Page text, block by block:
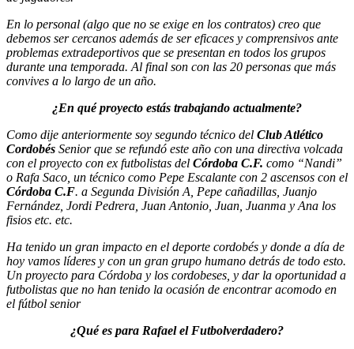
En lo personal (algo que no se exige en los contratos) creo que
debemos ser cercanos además de ser eficaces y comprensivos ante
problemas extradeportivos que se presentan en todos los grupos
durante una temporada. Al final son con las 20 personas que más
convives a lo largo de un año.
¿En qué proyecto estás trabajando actualmente?
Como dije anteriormente soy segundo técnico del Club Atlético
Cordobés Senior que se refundó este año con una directiva volcada
con el proyecto con ex futbolistas del Córdoba C.F. como “Nandi”
o Rafa Saco, un técnico como Pepe Escalante con 2 ascensos con el
Córdoba C.F. a Segunda División A, Pepe cañadillas, Juanjo
Fernández, Jordi Pedrera, Juan Antonio, Juan, Juanma y Ana los
fisios etc. etc.
Ha tenido un gran impacto en el deporte cordobés y donde a día de
hoy vamos líderes y con un gran grupo humano detrás de todo esto.
Un proyecto para Córdoba y los cordobeses, y dar la oportunidad a
futbolistas que no han tenido la ocasión de encontrar acomodo en
el fútbol senior
¿Qué es para Rafael el Futbolverdadero?